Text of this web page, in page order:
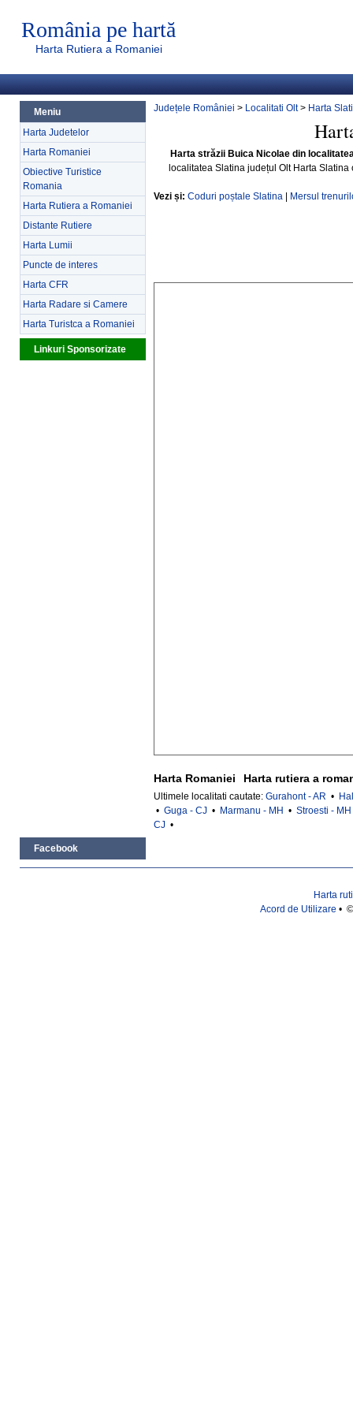
România pe hartă
Harta Rutiera a Romaniei
Meniu
Harta Judetelor
Harta Romaniei
Obiective Turistice
Romania
Harta Rutiera a Romaniei
Distante Rutiere
Harta Lumii
Puncte de interes
Harta CFR
Harta Radare si Camere
Harta Turistca a Romaniei
Linkuri Sponsorizate
Facebook
Județele României > Localitati Olt> Harta
Harta străzii Buica Nicolae din
localitatea Slatina județul Olt Harta
Vezi și: Coduri poștale Slatina Mersul
Harta Romaniei Harta rutiera a
Ultimele localitati cautate: Gurahont - AR •
• Guga - CJ • Marmanu - MH • Stroesti - MH
CJ •
Harta
Acord de Utilizare •